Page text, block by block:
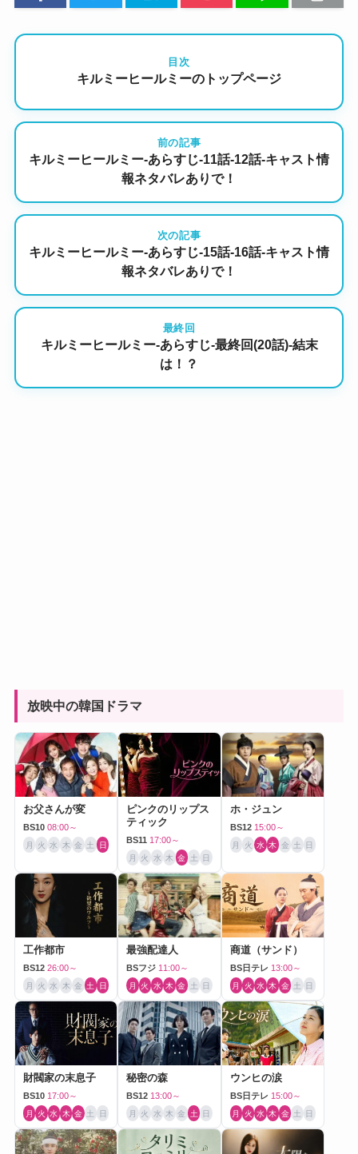
目次
キルミーヒールミーのトップページ
前の記事
キルミーヒールミー-あらすじ-11話-12話-キャスト情
報ネタバレありで！
次の記事
キルミーヒールミー-あらすじ-15話-16話-キャスト情
報ネタバレありで！
最終回
キルミーヒールミー-あらすじ-最終回(20話)-結末
は！？
放映中の韓国ドラマ
お父さんが変
BS10 08:00～
月 火 水 木 金 土 日
ピンクのリップス
ティック
BS11 17:00～
月 火 水 木 金 土 日
ホ・ジュン
BS12 15:00～
月 火 水 木 金 土 日
工作都市
BS12 26:00～
月 火 水 木 金 土 日
最強配達人
BSフジ 11:00～
月 火 水 木 金 土 日
商道（サンド）
BS日テレ 13:00～
月 火 水 木 金 土 日
財閥家の末息子
BS10 17:00～
月 火 水 木 金 土 日
秘密の森
BS12 13:00～
月 火 水 木 金 土 日
ウンヒの涙
BS日テレ 15:00～
月 火 水 木 金 土 日